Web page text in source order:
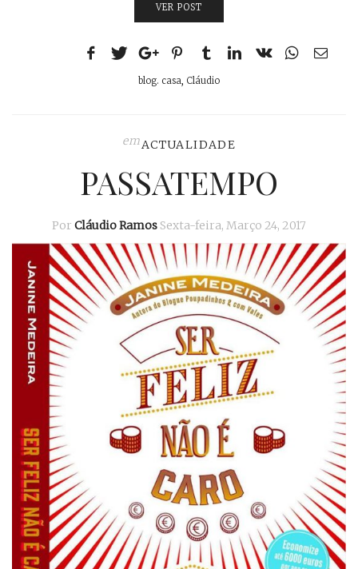
VER POST
blog. casa Cláudio
emACTUALIDADE
PASSATEMPO
Por Cláudio Ramos Sexta-feira, Março 24, 2017